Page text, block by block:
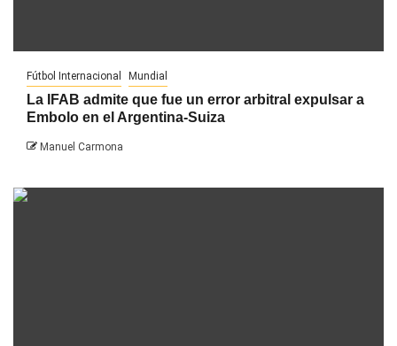
Fútbol Internacional Mundial
La IFAB admite que fue un error arbitral expulsar a
Embolo en el Argentina-Suiza
Manuel Carmona